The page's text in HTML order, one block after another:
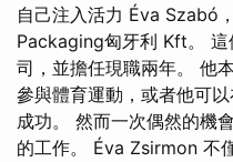
自己注入活力 Éva Szabó
Packaging匈牙利 Kft。 這
司，並擔任現職兩年。 他
參與體育運動，或者他可
成功。 然而一次偶然的機
的工作。 Éva Zsirmon 不